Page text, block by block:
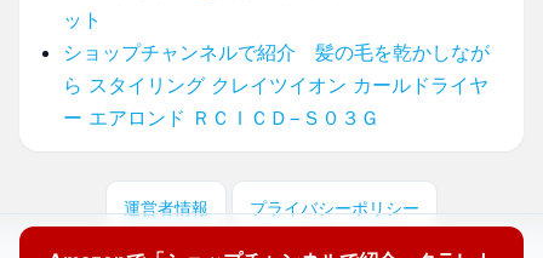
ット
ショップチャンネルで紹介 髪の毛を乾かしなが
ら スタイリング クレイツイオン カールドライヤ
ー エアロンド ＲＣＩＣＤ−Ｓ０３Ｇ
運営者情報 プライバシーポリシー